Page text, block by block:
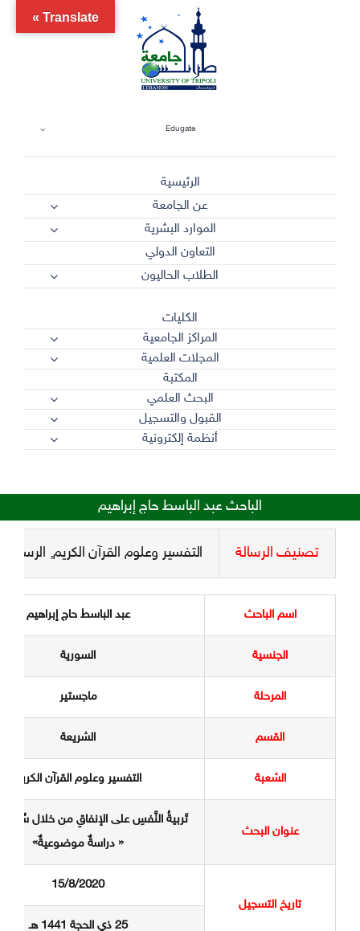
Edugate
الرئيسية
عن الجامعة
الموارد البشرية
التعاون الدولي
الطلاب الحاليون
الكليات
المراكز الجامعية
المجلات العلمية
المكتبة
البحث العلمي
القبول والتسجيل
أنظمة إلكترونية
الباحث عبد الباسط حاج إبراهيم
تصنيف الرسالة التفسير وعلوم القرآن الكريم, الرسائل
اسم الباحث عبد الباسط حاج إبراهيم
الجنسية السورية
المرحلة ماجستير
القسم الشريعة
الشعبة التفسير وعلوم القرآن الكريم
عنوان البحث
تَربيةُ النَّفسِ على الإنفاقِ من خلال سُوَرِ
« دراسةٌ موضوعيةٌ»
تاريخ التسجيل
15/8/2020
25 ذي الحجة 1441 هـ
Translate »